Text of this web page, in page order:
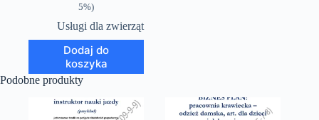
5%)
Usługi dla zwierząt
Dodaj do
koszyka
Podobne produkty